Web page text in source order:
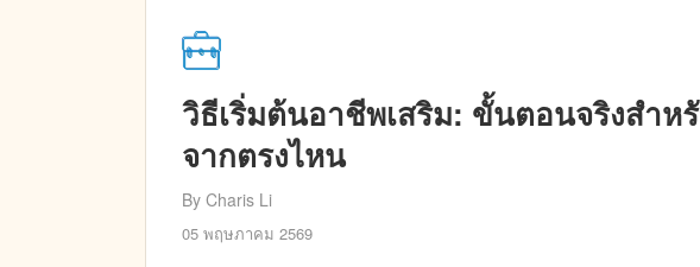
วิธีเริ่มต้นอาชีพเสริม: ขั้นตอนจริงสำห
จากตรงไหน
By Charis Li
05 พฤษภาคม 2569